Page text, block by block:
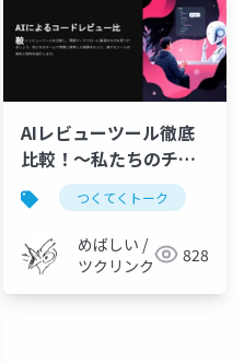
取り組み
AIレビューツール徹底
比較！〜私たちのチー
ムに最適なのはどれ
だ？
つくてくトーク
めばしい /
ツクリンク
828